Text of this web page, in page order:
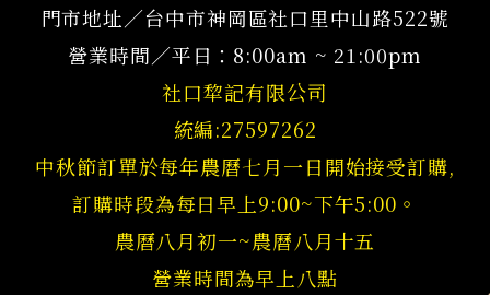
門市地址／台中市神岡區社口里中山路522號
營業時間／平日：8:00am ~ 21:00pm
社口犂記有限公司
統編:27597262
中秋節訂單於每年農曆七月一日開始接受訂購,
訂購時段為每日早上9:00~下午5:00。
農曆八月初一~農曆八月十五
營業時間為早上八點